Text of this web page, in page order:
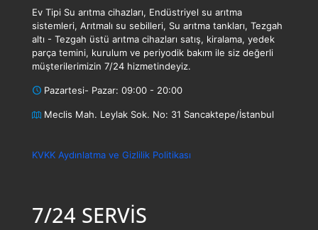
Ev Tipi Su arıtma cihazları, Endüstriyel su arıtma
sistemleri, Arıtmalı su sebilleri, Su arıtma tankları, Tezgah
altı - Tezgah üstü arıtma cihazları satış, kiralama, yedek
parça temini, kurulum ve periyodik bakım ile siz değerli
müşterilerimizin 7/24 hizmetindeyiz.
Pazartesi- Pazar: 09:00 - 20:00
Meclis Mah. Leylak Sok. No: 31 Sancaktepe/İstanbul
KVKK Aydınlatma ve Gizlilik Politikası
7/24 SERVİS